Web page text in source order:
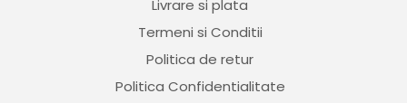
Livrare si plata
Termeni si Conditii
Politica de retur
Politica Confidentialitate